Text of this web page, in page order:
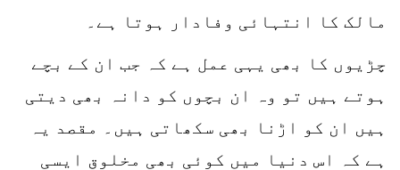
مالک کا انتہائی وفادار ہوتا ہے۔
چڑیوں کا بھی یہی عمل ہے کہ جب ان کے بچے
ہوتے ہیں تو وہ ان بچوں کو دانہ بھی دیتی
ہیں ان کو اڑنا بھی سکھاتی ہیں۔ مقصد یہ
ہے کہ اس دنیا میں کوئی بھی مخلوق ایسی